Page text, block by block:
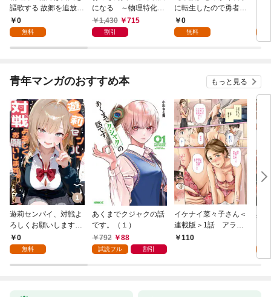
謳歌する 故郷を追放さ
れたら、魔王のお膝元
で超絶効果のマジック
りました【分冊版】
0
無料
になる ～物理特化の
覚醒者～
1,430 715
割引
に転生したので勇者は
目指しません【第1
話】
0
無料
青年マンガのおすすめ本 もっと見る
遊莉センパイ、対戦よ
ろしくお願いします。
1 0
無料
あくまでクジャクの話
です。（１）
792
88
試読フル 割引
イケナイ菜々子さん＜
連載版＞1話 アラフ
ォー女神と初体験
110
異